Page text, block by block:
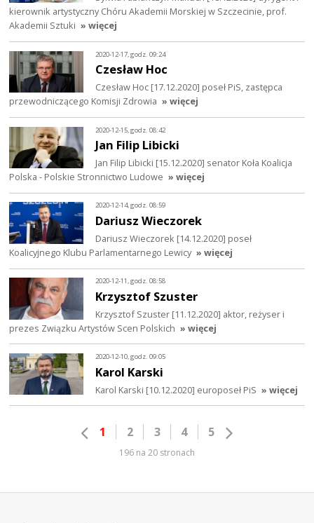
kierownik artystyczny Chóru Akademii Morskiej w Szczecinie, prof.
Akademii Sztuki » więcej
2020-12-17, godz. 09:24
Czesław Hoc
Czesław Hoc [17.12.2020] poseł PiS, zastępca
przewodniczącego Komisji Zdrowia » więcej
2020-12-15, godz. 08:42
Jan Filip Libicki
Jan Filip Libicki [15.12.2020] senator Koła Koalicja
Polska - Polskie Stronnictwo Ludowe » więcej
2020-12-14, godz. 08:59
Dariusz Wieczorek
Dariusz Wieczorek [14.12.2020] poseł
Koalicyjnego Klubu Parlamentarnego Lewicy » więcej
2020-12-11, godz. 08:58
Krzysztof Szuster
Krzysztof Szuster [11.12.2020] aktor, reżyser i
prezes Związku Artystów Scen Polskich » więcej
2020-12-10, godz. 09:05
Karol Karski
Karol Karski [10.12.2020] europoseł PiS » więcej
1 2 3 4 5
196 na 20 stronach